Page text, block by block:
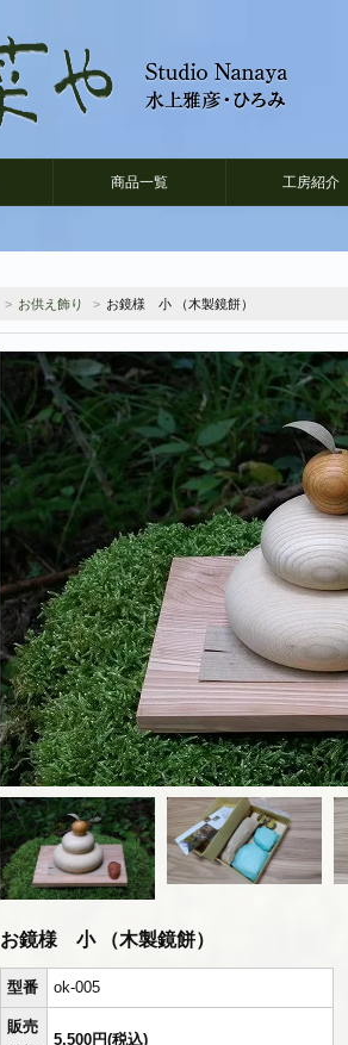
商品一覧 工房紹介
> お供え飾り > お鏡様 小 （木製鏡餅）
お鏡様 小 （木製鏡餅）
型番 ok-005
販売
5,500円(税込)